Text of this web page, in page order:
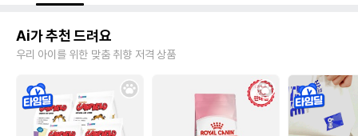
Ai가 추천 드려요
우리 아이를 위한 맞춤 취향 저격 상품